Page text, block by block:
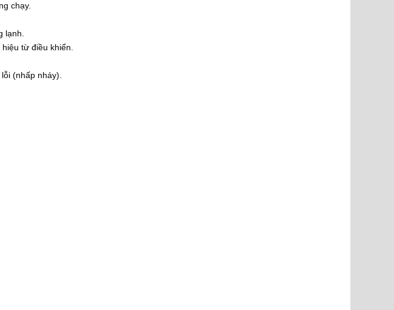
chạy.
lạnh.
từ điều khiển.
(nhấp nháy).